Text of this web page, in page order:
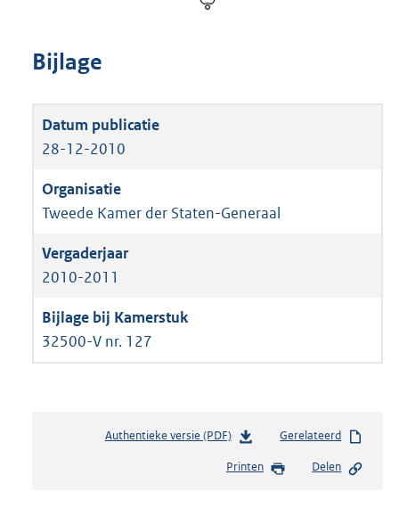
Bijlage
28-12-2010
Tweede Kamer der Staten-Generaal
2010-2011
32500-V nr. 127
Authentieke versie (PDF)b
s
Gerelateerd
Printen Delen